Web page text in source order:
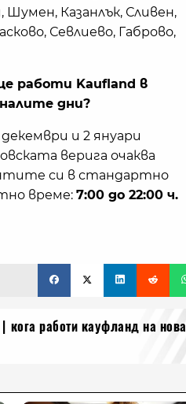
Казанлък, Сливен,
Севлиево, Габрово,
работи Kaufland в
дни?
декември и 2 януари
верига очаква
си в стандартно
време: 7:00 до 22:00 ч.
кога работи кауфланд на нова